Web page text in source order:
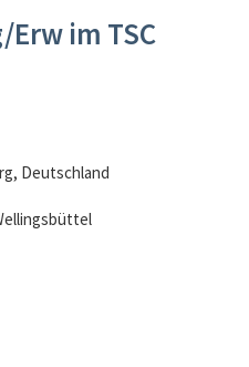
im TSC
Deutschland